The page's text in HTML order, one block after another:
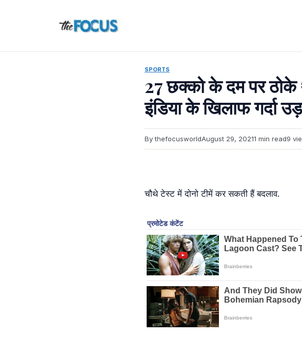
SPORTS
27 छक्को के दम पर
इंडिया के खिलाफ गर्दा
By thefocusworldAugust 29, 20211 min read9
चौथे टेस्ट में दोनो टीमें कर सकती हैं बदलाव.